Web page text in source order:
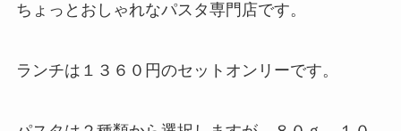
ちょっとおしゃれなパスタ専門店です。
ランチは１３６０円のセットオンリーです。